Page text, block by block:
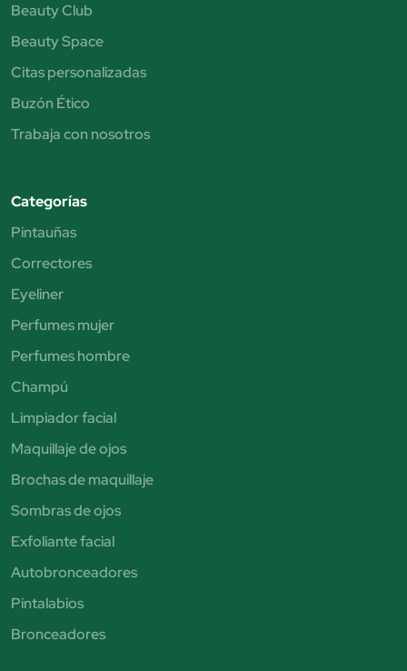
Beauty Club
Beauty Space
Citas personalizadas
Buzón Ético
Trabaja con nosotros
Categorías
Pintauñas
Correctores
Eyeliner
Perfumes mujer
Perfumes hombre
Champú
Limpiador facial
Maquillaje de ojos
Brochas de maquillaje
Sombras de ojos
Exfoliante facial
Autobronceadores
Pintalabios
Bronceadores